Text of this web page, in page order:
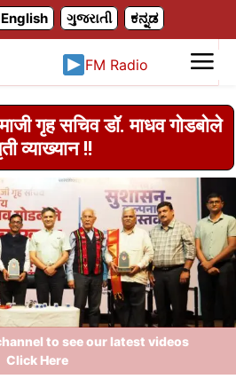
English ગુજરાતી ಕನ್ನಡ
FM Radio
गृह सचिव डॉ. माधव गोडबोले
व्याख्यान !!
to see our latest videos
Click Here